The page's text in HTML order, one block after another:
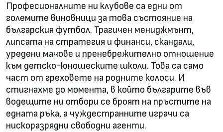
Професионалните ни клубове са едни от
големите виновници за това състояние на
българския футбол. Трагичен мениджмънт,
липсата на стратегия и финанси, скандали,
уредени мачове и пренебрежително отношение
към детско-юношеските школи. Това са само
част от греховете на родните колоси. И
стигнахме до момента, в който българите във
водещите ни отбори се броят на пръстите на
едната ръка, а чуждестранните играчи са
нискоразрядни свободни агенти.